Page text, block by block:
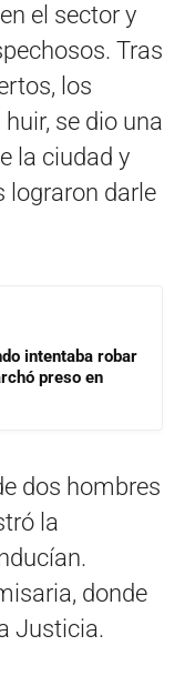
el sector y
Tras
los
se dio una
la ciudad y
lograron darle
intentaba robar
preso en
dos hombres
la
donde
Justicia.